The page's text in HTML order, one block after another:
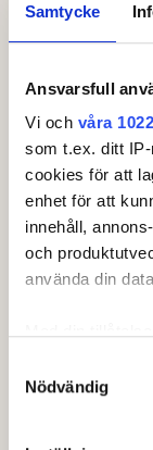
Samtycke
Ansvarsfull
Vi och våra
som t.ex. ditt
cookies för att
enhet för att
innehåll,
och
använda din
kan ha en
Nödvändig
1
2
4
5
Visa fler